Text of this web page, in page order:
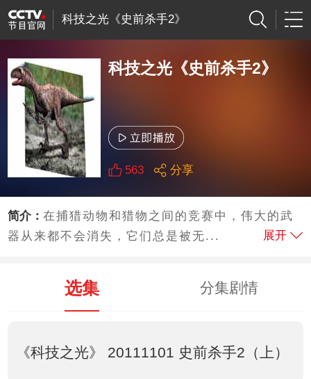
科技之光《史前杀手2》
科技之光《史前杀手2》
563 分享
简介：在捕猎动物和猎物之间的竞赛中，伟大的武
器从来都不会消失，它们总是被无...
展开
选集 分集剧情
《科技之光》 20111101 史前杀手2（上）